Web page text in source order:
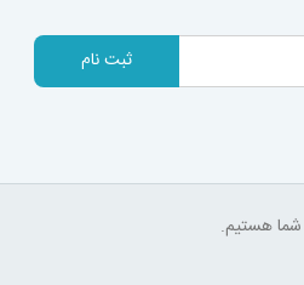
ثبت نام